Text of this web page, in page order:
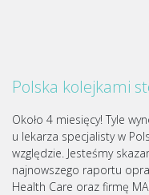
Polska kolejkami
Około 4 miesięcy! Tyle
u lekarza specjalisty w
względzie. Jesteśmy
najnowszego raportu
Health Care oraz firmę